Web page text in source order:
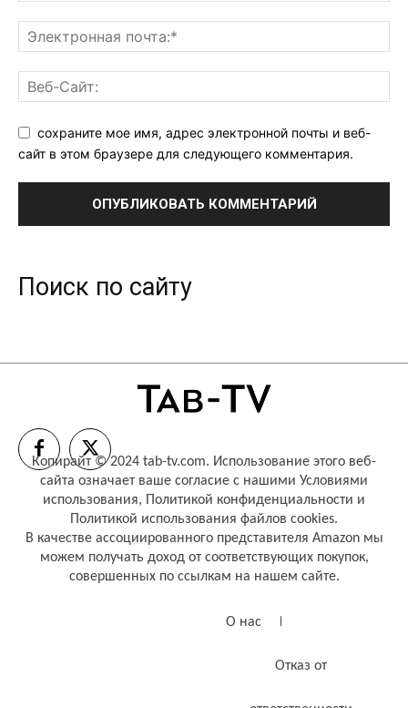
сохраните мое имя, адрес электронной почты и веб-
сайт в этом браузере для следующего комментария.
Поиск по сайту
Копирайт © 2024 tab-tv.com. Использование этого веб-
сайта означает ваше согласие с нашими Условиями
использования, Политикой конфиденциальности и
Политикой использования файлов cookies.
В качестве ассоциированного представителя Amazon мы
можем получать доход от соответствующих покупок,
совершенных по ссылкам на нашем сайте.
О нас
Отказ от